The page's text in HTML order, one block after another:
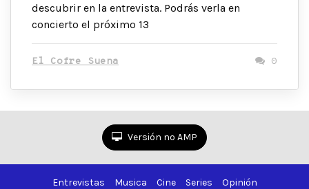
descubrir en la entrevista. Podrás verla en
concierto el próximo 13
El Cofre Suena 0
Versión no AMP
Entrevistas Musica Cine Series Opinión